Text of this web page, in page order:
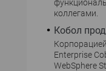
коллегами.
Кобол
Enterprise
WebSphere